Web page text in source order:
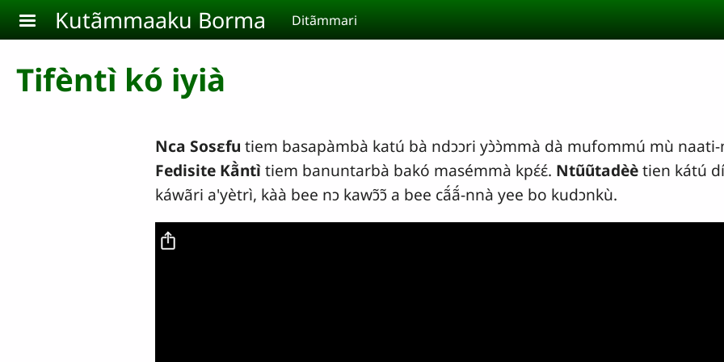
Aller au contenu principal
Kutãmmaaku Borma Ditãmmari
Tifèntì kó iyià
Nca Sosɛfu tiem basapàmbà katú bà ndɔɔri yɔ̀ɔ̀mmà dà mufommú mù naati-
Fedisite Kã̀ntìtiem banuntarbà bakó masémmà kpɛ́ɛ́. Ntũũtadèètien kátú
káwãri a'yètrì, kàà bee nɔ kawɔ̃ɔ̃ a bee cã́ã́-nnà yee bo kudɔnkù.